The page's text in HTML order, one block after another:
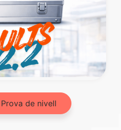
Prova de nivell